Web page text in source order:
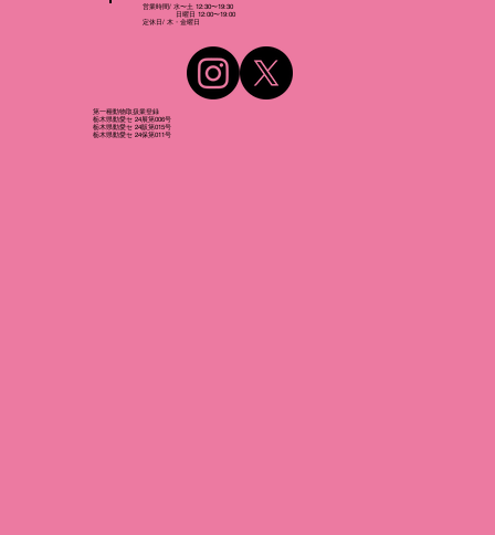
営業時間/ 水〜土 12:30〜19:30
日曜日 12:00〜19:00
​定休日/ 木・金曜日
第一種動物取扱業登録
栃木県動愛セ 24展第006号
栃木県動愛セ 24販第015号
栃木県動愛セ 24保第011号